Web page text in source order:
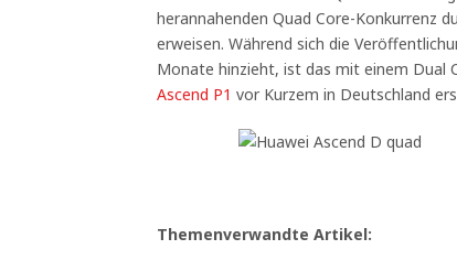
herannahenden Quad Core-Konkurrenz
erweisen. Während sich die
Monate hinzieht, ist das mit einem Dual
Ascend P1 vor Kurzem in Deutschland
Themenverwandte Artikel: